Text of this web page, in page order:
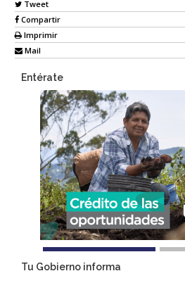
Tweet
Compartir
Imprimir
Mail
Entérate
Tu Gobierno informa